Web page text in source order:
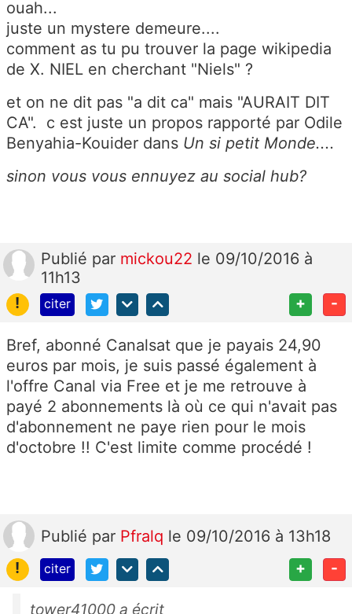
ouah...
juste un mystere demeure....
comment as tu pu trouver la page wikipedia
de X. NIEL en cherchant "Niels" ?
et on ne dit pas "a dit ca" mais "AURAIT DIT
CA". c est juste un propos rapporté par Odile
Benyahia-Kouider dans Un si petit Monde....
sinon vous vous ennuyez au social hub?
Publié par mickou22 le 09/10/2016 à
11h13
!
citer + -
Bref, abonné Canalsat que je payais 24,90
euros par mois, je suis passé également à
l'offre Canal via Free et je me retrouve à
payé 2 abonnements là où ce qui n'avait pas
d'abonnement ne paye rien pour le mois
d'octobre !! C'est limite comme procédé !
Publié par Pfralq le 09/10/2016 à 13h18
!
citer + -
tower41000 a écrit